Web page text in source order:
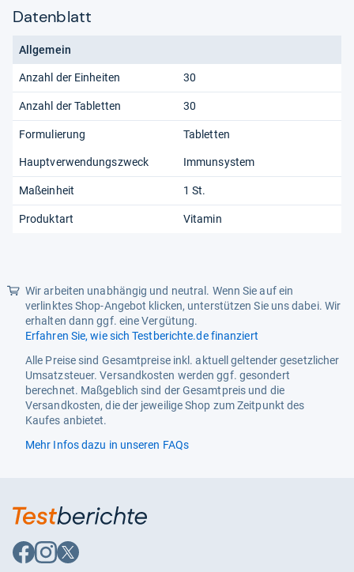
Datenblatt
Allgemein
Anzahl der Einheiten 30
Anzahl der Tabletten 30
Formulierung Tabletten
Hauptverwendungszweck Immunsystem
Maßeinheit 1 St.
Produktart Vitamin
Wir arbeiten unabhängig und neutral. Wenn Sie auf ein
verlinktes Shop-Angebot klicken, unterstützen Sie uns dabei. Wir
erhalten dann ggf. eine Vergütung.
Erfahren Sie, wie sich Testberichte.de finanziert
Alle Preise sind Gesamtpreise inkl. aktuell geltender gesetzlicher
Umsatzsteuer. Versandkosten werden ggf. gesondert
berechnet. Maßgeblich sind der Gesamtpreis und die
Versandkosten, die der jeweilige Shop zum Zeitpunkt des
Kaufes anbietet.
Mehr Infos dazu in unseren FAQs
Auf
Facebook
Auf
Instagram
Auf
X